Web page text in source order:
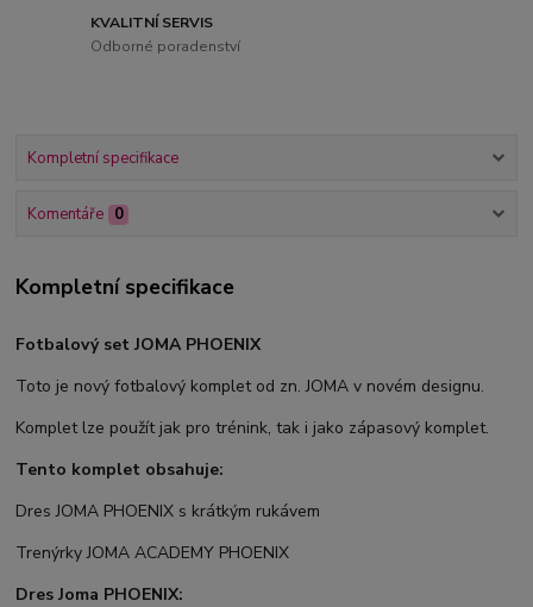
KVALITNÍ SERVIS
Odborné poradenství
Kompletní specifikace
Komentáře 0
Kompletní specifikace
Fotbalový set JOMA PHOENIX
Toto je nový fotbalový komplet od zn. JOMA v novém designu.
Komplet lze použít jak pro trénink, tak i jako zápasový komplet.
Tento komplet obsahuje:
Dres JOMA PHOENIX s krátkým rukávem
Trenýrky JOMA ACADEMY PHOENIX
Dres Joma PHOENIX: